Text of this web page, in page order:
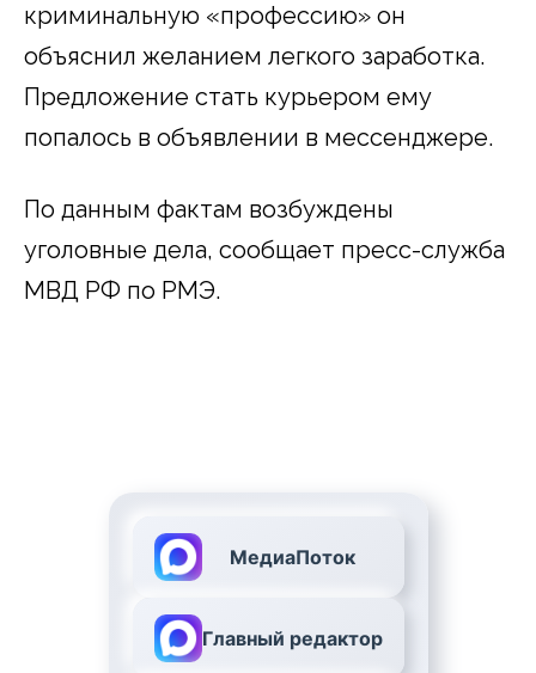
криминальную «профессию» он
объяснил желанием легкого заработка.
Предложение стать курьером ему
попалось в объявлении в мессенджере.
По данным фактам возбуждены
уголовные дела, сообщает пресс-служба
МВД РФ по РМЭ.
МедиаПоток
Главный редактор